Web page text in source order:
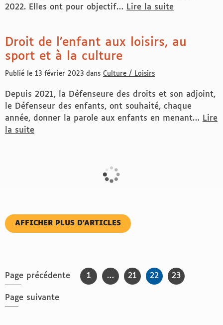
2022. Elles ont pour objectif… Lire la suite
Droit de l’enfant aux loisirs, au
sport et à la culture
Publié le 13 février 2023 dans Culture / Loisirs
Depuis 2021, la Défenseure des droits et son adjoint,
le Défenseur des enfants, ont souhaité, chaque
année, donner la parole aux enfants en menant… Lire
la suite
AFFICHER PLUS D’ARTICLES
Pagination des publications
Page précédente Page
1 … Page
21 Page
22 Page
23
Page suivante